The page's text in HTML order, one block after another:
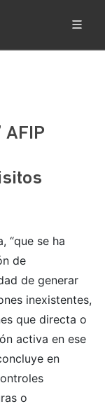
AFIP
“que se ha
de
de generar
inexistentes,
que directa o
activa en ese
en
o